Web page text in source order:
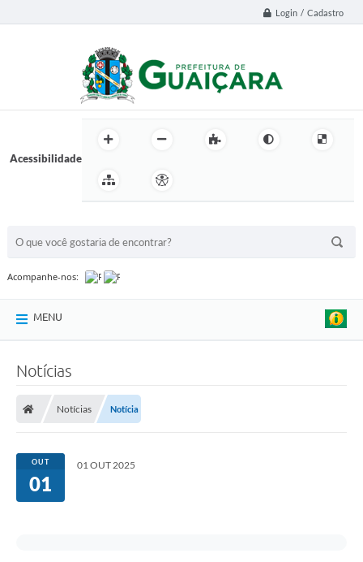
Login / Cadastro
Acessibilidade
Acompanhe-nos:
MENU
Notícias
Notícias Notícia
OUT
01
01 OUT 2025